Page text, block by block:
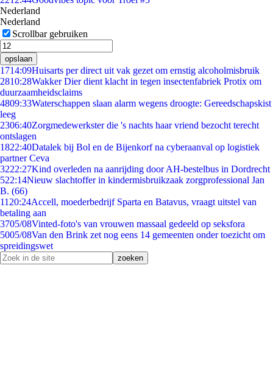
Nederland
Nederland
Scrollbar gebruiken
opslaan
1714:09Huisarts per direct uit vak gezet om ernstig alcoholmisbruik
2810:28Wakker Dier dient klacht in tegen insectenfabriek Protix om
duurzaamheidsclaims
4809:33Waterschappen slaan alarm wegens droogte: Gereedschapskist
leeg
2306:40Zorgmedewerkster die 's nachts haar vriend bezocht terecht
ontslagen
1822:40Datalek bij Bol en de Bijenkorf na cyberaanval op logistiek
partner Ceva
3222:27Kind overleden na aanrijding door AH-bestelbus in Dordrecht
522:14Nieuw slachtoffer in kindermisbruikzaak zorgprofessional Jan
B. (66)
11 20:24Accell, moederbedrijf Sparta en Batavus, vraagt uitstel van
betaling aan
3705/08Vinted-foto's van vrouwen massaal gedeeld op seksfora
5005/08Van den Brink zet nog eens 14 gemeenten onder toezicht om
spreidingswet